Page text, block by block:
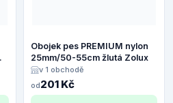
Obojek pes PREMIUM nylon
25mm/50-55cm žlutá Zolux
v 1 obchodě
od201 Kč